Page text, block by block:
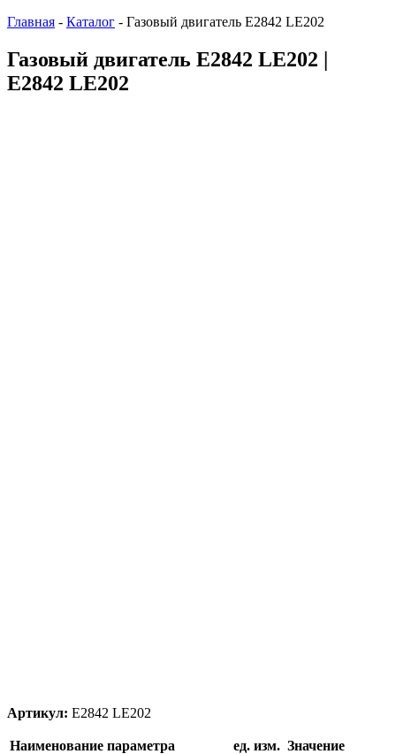
Главная - Каталог - Газовый двигатель E2842 LE202
Газовый двигатель E2842 LE202 |
E2842 LE202
Артикул: E2842 LE202
Наименование параметра ед. изм. Значение